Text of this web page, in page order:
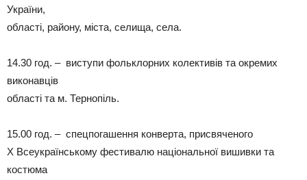
України,
області, району, міста, селища, села.
14.30 год. – виступи фольклорних колективів та окремих
виконавців
області та м. Тернопіль.
15.00 год. – спецпогашення конверта, присвяченого
Х Всеукраїнському фестивалю національної вишивки та
костюма